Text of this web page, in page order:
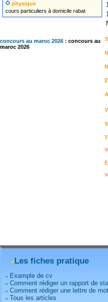
physique
cours particuliers à domicile rabat
concours au maroc 2026 : concours au
maroc 2026
Les fiches pratique
Example de cv
Comment rédiger un rapport de
Comment rédiger une lettre de
Tous les articles